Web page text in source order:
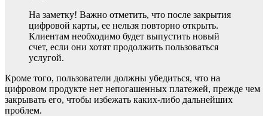
На заметку! Важно отметить, что после закрытия
цифровой карты, ее нельзя повторно открыть.
Клиентам необходимо будет выпустить новый
счет, если они хотят продолжить пользоваться
услугой.
Кроме того, пользователи должны убедиться, что на
цифровом продукте нет непогашенных платежей, прежде чем
закрывать его, чтобы избежать каких-либо дальнейших
проблем.